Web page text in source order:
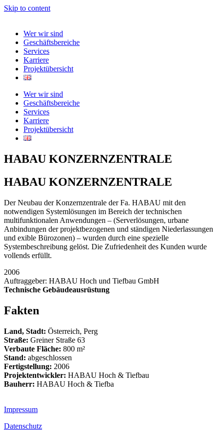
Skip to content
Wer wir sind
Geschäftsbereiche
Services
Karriere
Projektübersicht
Wer wir sind
Geschäftsbereiche
Services
Karriere
Projektübersicht
HABAU KONZERNZENTRALE
HABAU KONZERNZENTRALE
Der Neubau der Konzernzentrale der Fa. HABAU mit den
notwendigen Systemlösungen im Bereich der technischen
multifunktionalen Anwendungen – (Serverlösungen, urbane
Anbindungen der projektbezogenen und ständigen Niederlassungen
und exible Bürozonen) – wurden durch eine spezielle
Systembeschreibung gelöst. Die Zufriedenheit des Kunden wurde
vollends erfüllt.
2006
Auftraggeber: HABAU Hoch und Tiefbau GmbH
Technische Gebäudeausrüstung
Fakten
Land, Stadt: Österreich, Perg
Straße: Greiner Straße 63
Verbaute Fläche: 800 m²
Stand: abgeschlossen
Fertigstellung: 2006
Projektentwickler: HABAU Hoch & Tiefbau
Bauherr: HABAU Hoch & Tiefba
Impressum
Datenschutz